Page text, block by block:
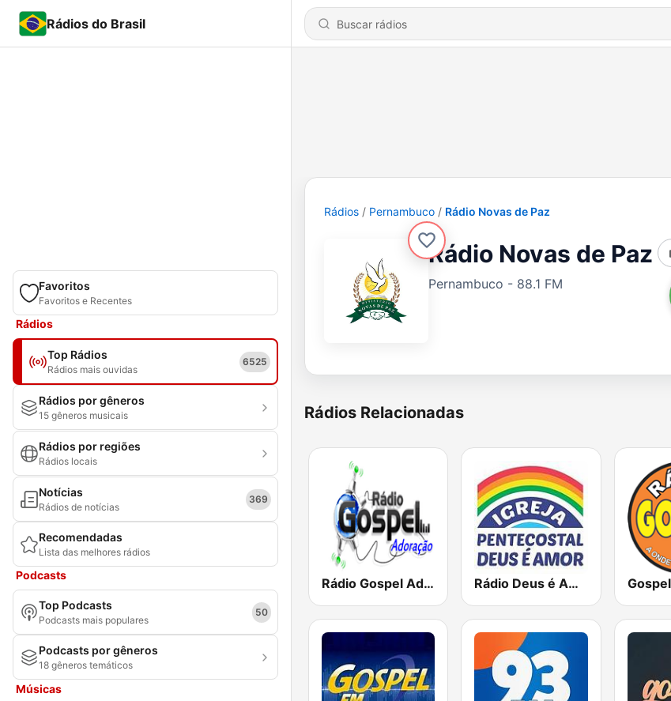
Rádios do Brasil
Favoritos
Favoritos e Recentes
Rádios
Top Rádios
Rádios mais ouvidas
6525
Rádios por gêneros
15 gêneros musicais
Rádios por regiões
Rádios locais
Notícias
Rádios de notícias
369
Recomendadas
Lista das melhores rádios
Podcasts
Top Podcasts
Podcasts mais populares
50
Podcasts por gêneros
18 gêneros temáticos
Músicas
Rádios Pernambuco Rádio Novas de Paz
Rádio Novas de Paz
Pernambuco - 88.1 FM
Rádios Relacionadas
Rádio Gospel Adoração Rádio Deus é Amor